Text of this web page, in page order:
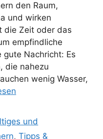
den Raum,
und wirken
die Zeit oder das
empfindliche
gute Nachricht: Es
die nahezu
wenig Wasser,
und
, Tipps &